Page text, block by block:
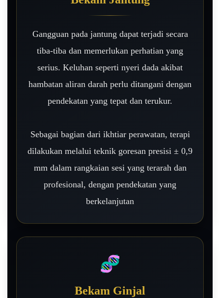
Gangguan pada jantung dapat terjadi secara
tiba-tiba dan memerlukan perhatian yang
serius. Keluhan seperti nyeri dada akibat
hambatan aliran darah perlu ditangani dengan
pendekatan yang tepat dan terukur.
Sebagai bagian dari ikhtiar perawatan, terapi
dilakukan melalui teknik goresan presisi ± 0,9
mm dalam rangkaian sesi yang terarah dan
profesional, dengan pendekatan yang
berkelanjutan
🧬
Bekam Ginjal